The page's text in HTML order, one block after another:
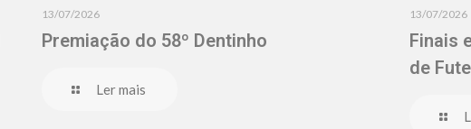
13/07/2026
Premiação do 58º Dentinho
Ler mais
13/07/2026
Finais
de